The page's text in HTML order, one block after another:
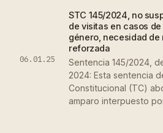
06.01.25
STC 145/2024, no
de visitas en casos
género, necesidad de
reforzada
Sentencia 145/2024,
2024: Esta sentencia
Constitucional (TC)
amparo interpuesto